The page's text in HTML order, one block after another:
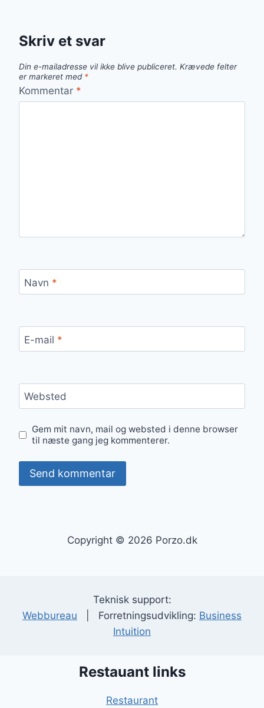
Skriv et svar
Din e-mailadresse vil ikke blive publiceret. Krævede felter
er markeret med *
Kommentar *
Navn *
E-mail *
Websted
Gem mit navn, mail og websted i denne browser
til næste gang jeg kommenterer.
Copyright © 2026 Porzo.dk
Teknisk support:
Webbureau | Forretningsudvikling: Business
Intuition
Restauant links
Restaurant